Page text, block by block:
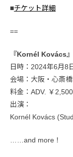
■チケット詳細
==
『Kornél Kovács』
日時：2024年6月8
会場：大阪・心斎
料金：ADV. ￥
出演：
Kornél Kovács
……and more！